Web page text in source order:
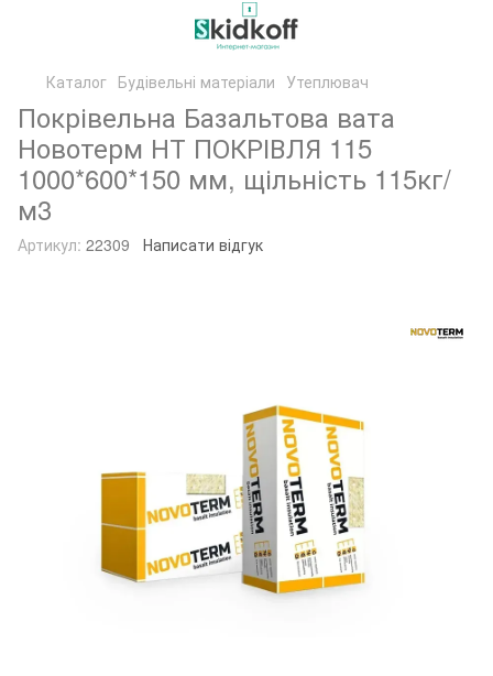
Каталог Будівельні матеріали Утеплювач
Покрівельна Базальтова вата
Новотерм НТ ПОКРІВЛЯ 115
1000*600*150 мм, щільність 115кг/
м3
Артикул: 22309 Написати відгук